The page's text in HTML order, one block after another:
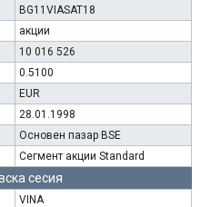
BG11VIASAT18
акции
10 016 526
0.5100
EUR
28.01.1998
Основен пазар BSE
Сегмент акции Standard
сесия
VINA